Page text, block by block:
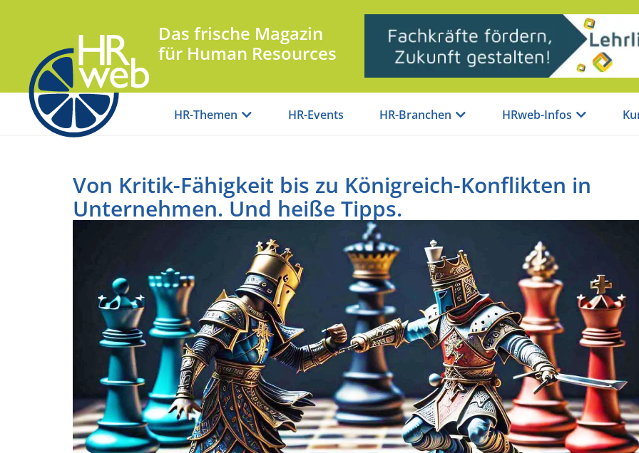
Das frische Magazin
für Human Resources
HR-Themen HR-Events HR-Branchen HRweb-Infos
Von Kritik-Fähigkeit bis zu Königreich-Konflikten in
Unternehmen. Und heiße Tipps.